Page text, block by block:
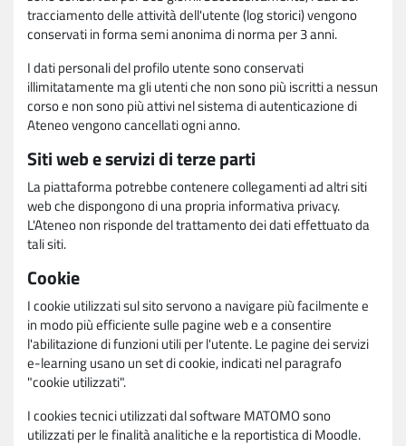
tracciamento delle attività dell'utente (log storici) vengono
conservati in forma semi anonima di norma per 3 anni.
I dati personali del profilo utente sono conservati
illimitatamente ma gli utenti che non sono più iscritti a nessun
corso e non sono più attivi nel sistema di autenticazione di
Ateneo vengono cancellati ogni anno.
Siti web e servizi di terze parti
La piattaforma potrebbe contenere collegamenti ad altri siti
web che dispongono di una propria informativa privacy.
L'Ateneo non risponde del trattamento dei dati effettuato da
tali siti.
Cookie
I cookie utilizzati sul sito servono a navigare più facilmente e
in modo più efficiente sulle pagine web e a consentire
l'abilitazione di funzioni utili per l'utente. Le pagine dei servizi
e-learning usano un set di cookie, indicati nel paragrafo
"cookie utilizzati".
I cookies tecnici utilizzati dal software MATOMO sono
utilizzati per le finalità analitiche e la reportistica di Moodle.